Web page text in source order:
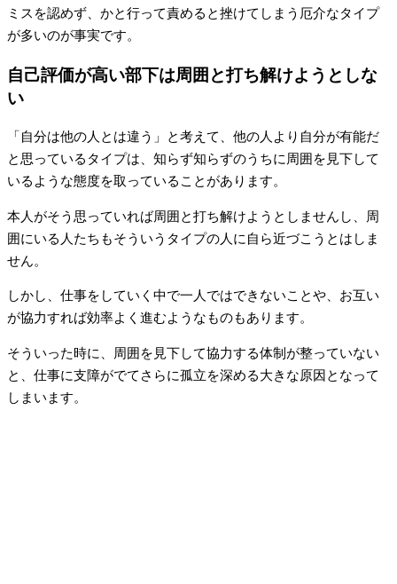
ミスを認めず、かと行って責めると挫けてしまう厄介なタイプ
が多いのが事実です。
自己評価が高い部下は周囲と打ち解けようとしな
い
「自分は他の人とは違う」と考えて、他の人より自分が有能だ
と思っているタイプは、知らず知らずのうちに周囲を見下して
いるような態度を取っていることがあります。
本人がそう思っていれば周囲と打ち解けようとしませんし、周
囲にいる人たちもそういうタイプの人に自ら近づこうとはしま
せん。
しかし、仕事をしていく中で一人ではできないことや、お互い
が協力すれば効率よく進むようなものもあります。
そういった時に、周囲を見下して協力する体制が整っていない
と、仕事に支障がでてさらに孤立を深める大きな原因となって
しまいます。